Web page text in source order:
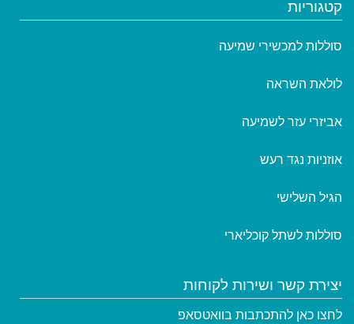
קטגוריות
סוללות למכשירי שמיעה
לולאת השראה
אביזרי עזר לשמיעה
אוזניות נגד רעש
הגיל השלישי
סוללות לשתל קוכליארי
יצירת קשר ושירות לקוחות
לחצו כאן להתכתבות בוואטסאפ